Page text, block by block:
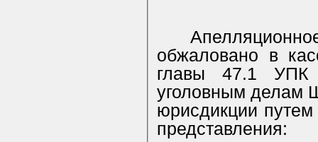
обжаловано в
главы 47.1
уголовным делам
юрисдикции
представления: